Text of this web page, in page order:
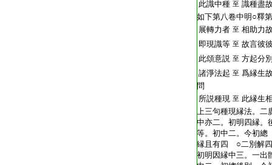
此識中種 至 識種盡
如下第八卷中明○釋
展轉力者 至 相助力
即現識等 至 故言彼
此頌意説 至 方起分
諸淨法起 至 爲縁生
問
所説種現 至 此縁生
上三句種現縁法。二
中亦二。初明四縁。
等。初中二。今初總
縁且有四 ○二別解
初明因縁中三。一出